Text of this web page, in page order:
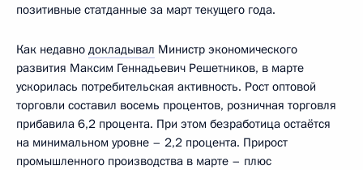
позитивные статданные за март текущего года.
Как недавно докладывал Министр экономического
развития Максим Геннадьевич Решетников, в марте
ускорилась потребительская активность. Рост оптовой
торговли составил восемь процентов, розничная торговля
прибавила 6,2 процента. При этом безработица остаётся
на минимальном уровне – 2,2 процента. Прирост
промышленного производства в марте – плюс